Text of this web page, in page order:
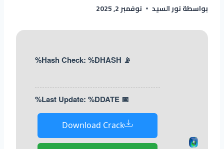
بواسطةنور السيد نوفمبر 2, 2025
📡 Hash Check: %DHASH%
📅 Last Update: %DDATE%
Download Crack